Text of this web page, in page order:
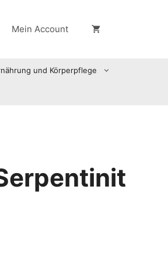
Mein Account
und Körperpflege